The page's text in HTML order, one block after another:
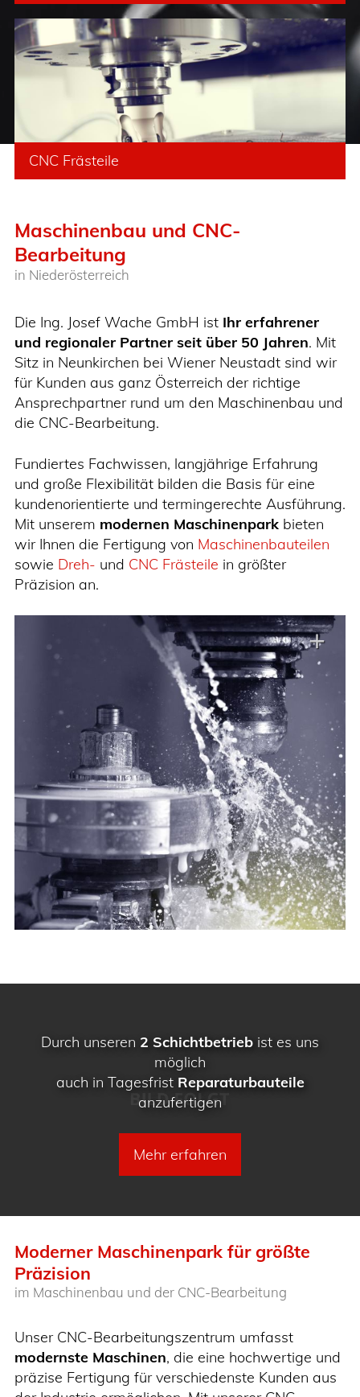
CNC Frästeile
Maschinenbau und CNC-
Bearbeitung
in Niederösterreich
Die Ing. Josef Wache GmbH ist Ihr erfahrener
und regionaler Partner seit über 50 Jahren. Mit
Sitz in Neunkirchen bei Wiener Neustadt sind wir
für Kunden aus ganz Österreich der richtige
Ansprechpartner rund um den Maschinenbau und
die CNC-Bearbeitung.
Fundiertes Fachwissen, langjährige Erfahrung
und große Flexibilität bilden die Basis für eine
kundenorientierte und termingerechte Ausführung.
Mit unserem modernen Maschinenpark bieten
wir Ihnen die Fertigung von Maschinenbauteilen
sowie Dreh- und CNC Frästeile in größter
Präzision an.
Durch unseren 2 Schichtbetrieb ist es uns
möglich
auch in Tagesfrist Reparaturbauteile
anzufertigen
Mehr erfahren
Moderner Maschinenpark für größte
Präzision
im Maschinenbau und der CNC-Bearbeitung
Unser CNC-Bearbeitungszentrum umfasst
modernste Maschinen, die eine hochwertige und
präzise Fertigung für verschiedenste Kunden aus